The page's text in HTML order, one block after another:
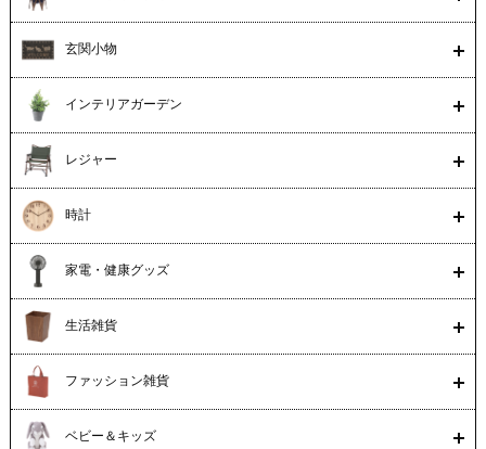
玄関小物
インテリアガーデン
レジャー
時計
家電・健康グッズ
生活雑貨
ファッション雑貨
ベビー＆キッズ